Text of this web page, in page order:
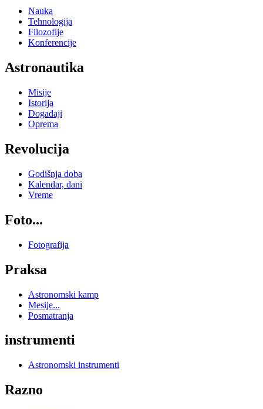
Nauka
Tehnologija
Filozofije
Konferencije
Astronautika
Misije
Istorija
Događaji
Oprema
Revolucija
Godišnja doba
Kalendar, dani
Vreme
Foto...
Fotografija
Praksa
Astronomski kamp
Mesije...
Posmatranja
instrumenti
Astronomski instrumenti
Razno